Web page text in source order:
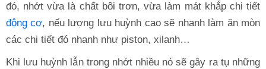
đó, nhớt vừa là chất bôi trơn, vừa làm mát khắp chi tiết
động cơ, nếu lượng lưu huỳnh cao sẽ nhanh làm ăn mòn
các chi tiết đó nhanh như piston, xilanh…
Khi lưu huỳnh lẫn trong nhớt nhiều nó sẽ gây ra tụ những